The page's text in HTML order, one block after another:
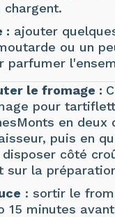
chargent.
: ajouter
ou un
parfumer
le fromage :
pour
en deux
puis en
disposer côté
sur la
: sortir le
15 minutes